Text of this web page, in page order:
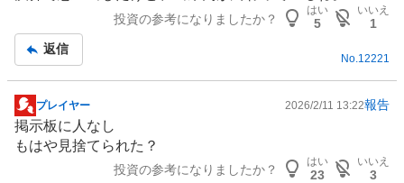
事
投資の参考になりましたか？
はい
5
いいえ
1
返信
No. 12221
掲
示
板
プレイヤー 2026/2/11 13:22報告
掲示板に人なし
もはや見捨てられた？
投資の参考になりましたか？
はい
23
いいえ
3